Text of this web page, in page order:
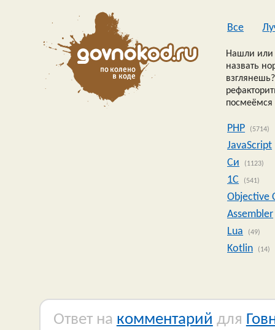
Все
Нашли или
назвать
посмеёмся
PHP (5714)
JavaScript
Си
(1123)
1C (541)
Objective
Assembler
Lua
(49)
Kotlin (14)
Ответ на комментарий для